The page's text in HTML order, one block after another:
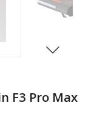
F3 Pro Max